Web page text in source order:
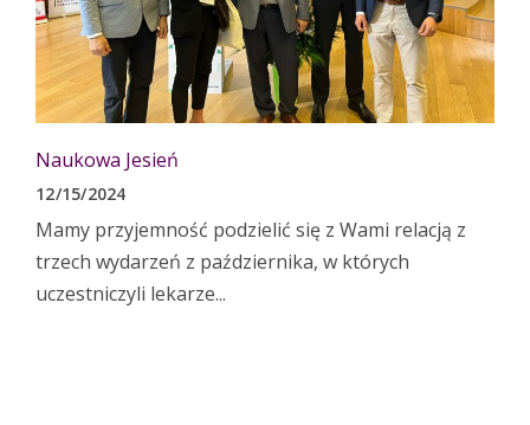
Naukowa Jesień
12/15/2024
Mamy przyjemność podzielić się z Wami relacją z
trzech wydarzeń z października, w których
uczestniczyli lekarze...